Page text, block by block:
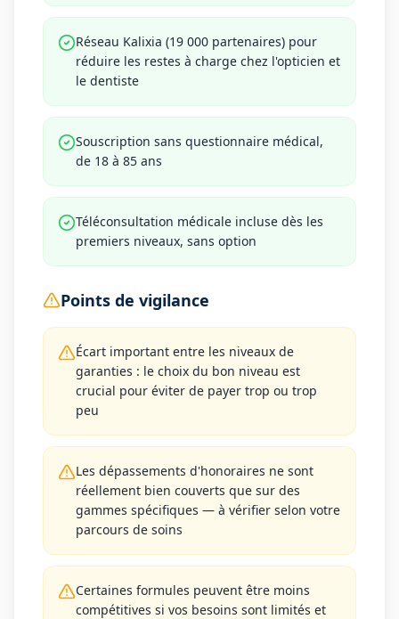
Réseau Kalixia (19 000 partenaires) pour
réduire les restes à charge chez l'opticien et
le dentiste
Souscription sans questionnaire médical,
de 18 à 85 ans
Téléconsultation médicale incluse dès les
premiers niveaux, sans option
Points de vigilance
Écart important entre les niveaux de
garanties : le choix du bon niveau est
crucial pour éviter de payer trop ou trop
peu
Les dépassements d'honoraires ne sont
réellement bien couverts que sur des
gammes spécifiques — à vérifier selon votre
parcours de soins
Certaines formules peuvent être moins
compétitives si vos besoins sont limités et